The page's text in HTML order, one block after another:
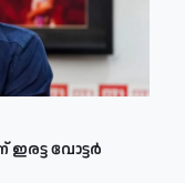
ഇരട്ട വോട്ടര്‍